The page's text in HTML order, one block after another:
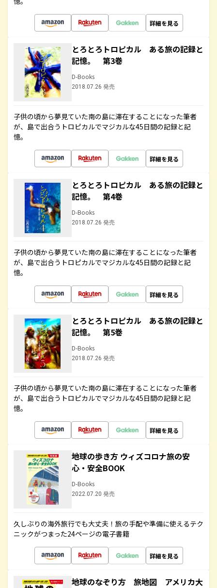
詳細を見る
とろとろトロピカル ある旅の記録と
記憶。 第3巻
D-Books
2018.07.26 発売
子供の頃から夢見ていた南の島に滞在することになった筆者
が、島で出合うトロピカルでマジカルな45日間の記録と記
憶。
詳細を見る
とろとろトロピカル ある旅の記録と
記憶。 第4巻
D-Books
2018.07.26 発売
子供の頃から夢見ていた南の島に滞在することになった筆者
が、島で出合うトロピカルでマジカルな45日間の記録と記
憶。
詳細を見る
とろとろトロピカル ある旅の記録と
記憶。 第5巻
D-Books
2018.07.26 発売
子供の頃から夢見ていた南の島に滞在することになった筆者
が、島で出合うトロピカルでマジカルな45日間の記録と記
憶。
詳細を見る
地球の歩き方 ウィズコロナ旅の安
心・安全BOOK
D-Books
2022.07.20 発売
久しぶりの海外旅行でも大丈夫！旅の手配や準備に使えるテク
ニックがつまった24ページの電子書籍
詳細を見る
地球のなぞり方 旅地図 アメリカ大